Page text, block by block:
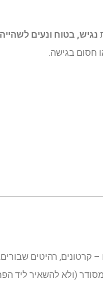
נגיש, בטוח ונעים לשהייה
חסום בגישה.
– קרטונים, רהיטים
(ולא להשאיר ליד